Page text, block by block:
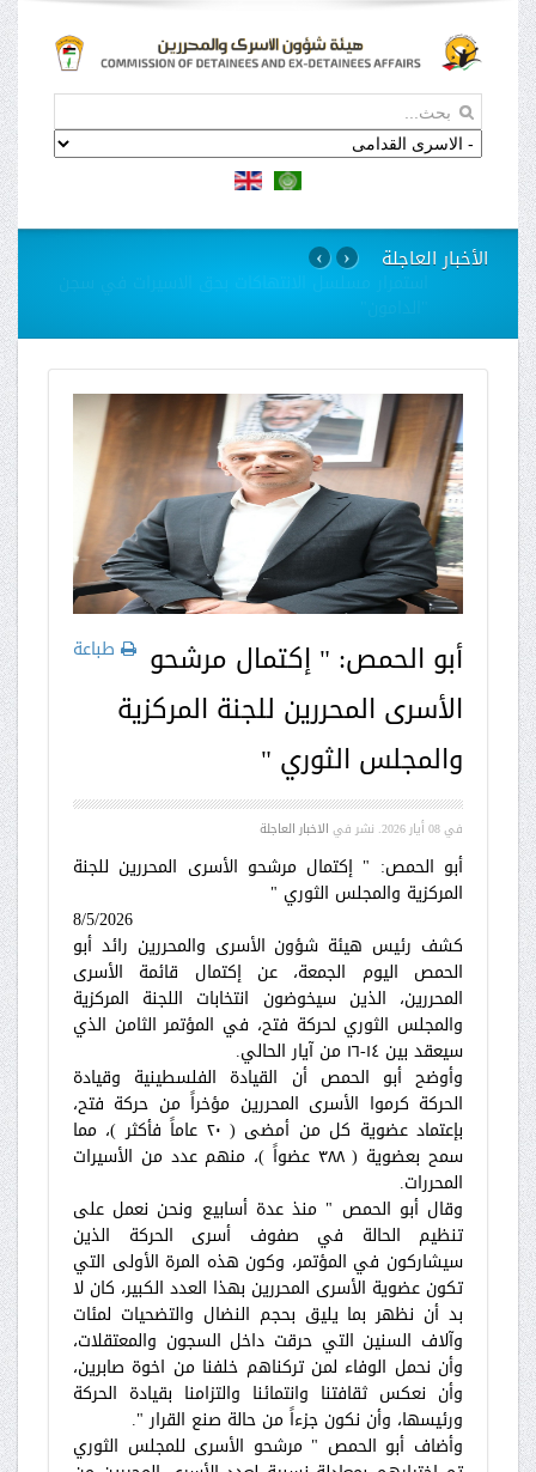
الأخبار العاجلة › ‹
طباعة
أبو الحمص: " إكتمال مرشحو
الأسرى المحررين للجنة المركزية
والمجلس الثوري "
في08 أيار 2026 . نشر في الاخبار العاجلة
أبو الحمص: " إكتمال مرشحو الأسرى المحررين للجنة
المركزية والمجلس الثوري "
8/5/2026
كشف رئيس هيئة شؤون الأسرى والمحررين رائد أبو
الحمص اليوم الجمعة، عن إكتمال قائمة الأسرى
المحررين، الذين سيخوضون انتخابات اللجنة المركزية
والمجلس الثوري لحركة فتح، في المؤتمر الثامن الذي
سيعقد بين ١٤-١٦ من آيار الحالي.
وأوضح أبو الحمص أن القيادة الفلسطينية وقيادة
الحركة كرموا الأسرى المحررين مؤخراً من حركة فتح،
بإعتماد عضوية كل من أمضى ( ٢٠ عاماً فأكثر )، مما
سمح بعضوية ( ٣٨٨ عضواً )، منهم عدد من الأسيرات
المحررات.
وقال أبو الحمص " منذ عدة أسابيع ونحن نعمل على
تنظيم الحالة في صفوف أسرى الحركة الذين
سيشاركون في المؤتمر، وكون هذه المرة الأولى التي
تكون عضوية الأسرى المحررين بهذا العدد الكبير، كان لا
بد أن نظهر بما يليق بحجم النضال والتضحيات لمئات
وآلاف السنين التي حرقت داخل السجون والمعتقلات،
وأن نحمل الوفاء لمن تركناهم خلفنا من اخوة صابرين،
وأن نعكس ثقافتنا وانتمائنا والتزامنا بقيادة الحركة
ورئيسها، وأن نكون جزءاً من حالة صنع القرار ".
وأضاف أبو الحمص " مرشحو الأسرى للمجلس الثوري